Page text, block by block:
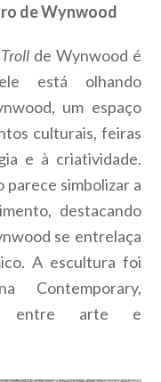
de Wynwood
de Wynwood é
está olhando
um espaço
culturais, feiras
e à criatividade.
parece simbolizar a
destacando
se entrelaça
A escultura foi
Contemporary,
entre arte e